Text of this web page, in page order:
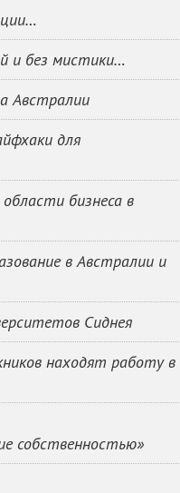
и без мистики…
Австралии
для
бизнеса в
в Австралии и
Сиднея
находят работу в
собственностью»